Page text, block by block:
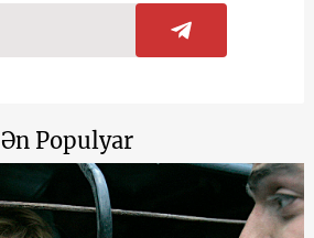
Ən Populyar